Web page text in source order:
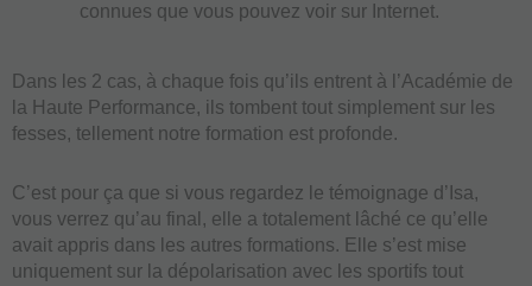
connues que vous pouvez voir sur Internet.
Dans les 2 cas, à chaque fois qu’ils entrent à l’Académie de
la Haute Performance, ils tombent tout simplement sur les
fesses, tellement notre formation est profonde.
C’est pour ça que si vous regardez le témoignage d’Isa,
vous verrez qu’au final, elle a totalement lâché ce qu’elle
avait appris dans les autres formations. Elle s’est mise
uniquement sur la dépolarisation avec les sportifs tout